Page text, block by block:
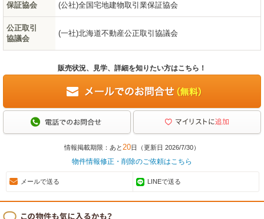
保証協会 (公社)全国宅地建物取引業保証協会
公正取引
協議会
(一社)北海道不動産公正取引協議会
販売状況、見学、詳細を知りたい方はこちら！
情報掲載期限：あと20日（更新日 2026/7/30）
物件情報修正・削除のご依頼はこちら
メールで送る LINEで送る